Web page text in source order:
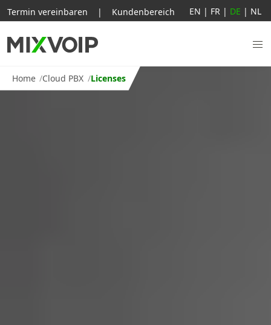
Home Cloud PBX Licenses
Termin vereinbaren | Kundenbereich EN | FR | DE | NL